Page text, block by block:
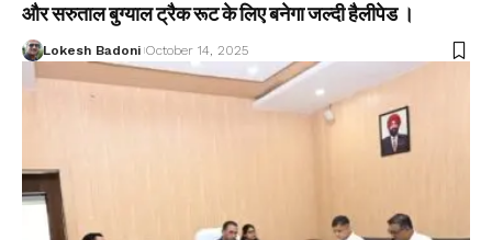
और सरुताल बुग्याल ट्रैक रूट के लिए बनेगा जल्दी हैलीपेड ।
Lokesh Badoni October 14, 2025